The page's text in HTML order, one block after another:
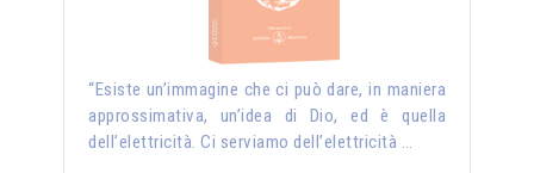
“Esiste un’immagine che ci può dare, in maniera
approssimativa, un’idea di Dio, ed è quella
dell’elettricità. Ci serviamo dell’elettricità …